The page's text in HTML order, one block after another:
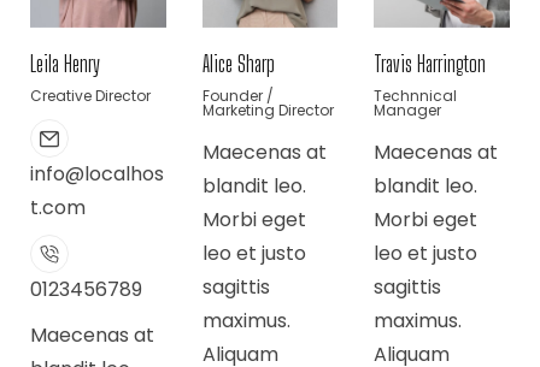
Leila Henry
Creative Director
info@localhos
t.com
0123456789
Maecenas at
Alice Sharp
Founder /
Marketing Director
Maecenas at
blandit leo.
Morbi eget
leo et justo
sagittis
maximus.
Aliquam
Travis Harrington
Technnical
Manager
Maecenas at
blandit leo.
Morbi eget
leo et justo
sagittis
maximus.
Aliquam